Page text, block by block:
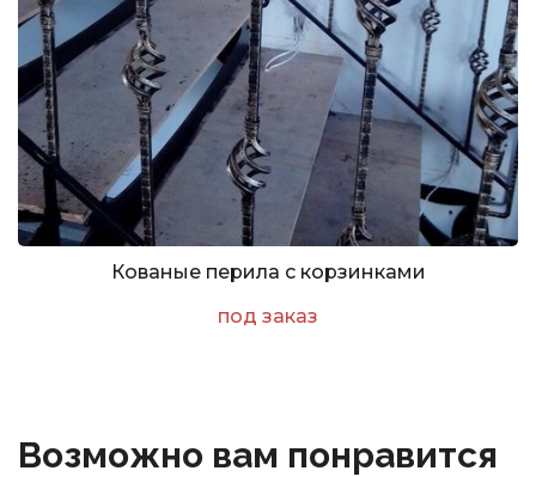
Кованые перила с корзинками
под заказ
Возможно вам понравится